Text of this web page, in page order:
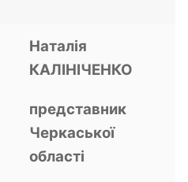
Наталія
КАЛІНІЧЕНКО
представник
Черкаської
області